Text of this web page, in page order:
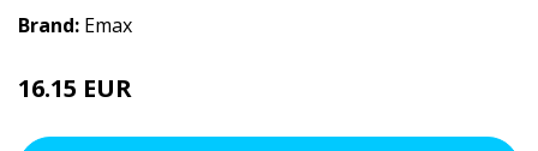
Brand: Emax
16.15 EUR